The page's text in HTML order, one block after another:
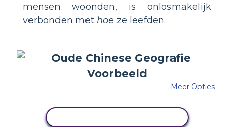
mensen woonden, is onlosmakelijk
verbonden met hoe ze leefden.
Meer Opties